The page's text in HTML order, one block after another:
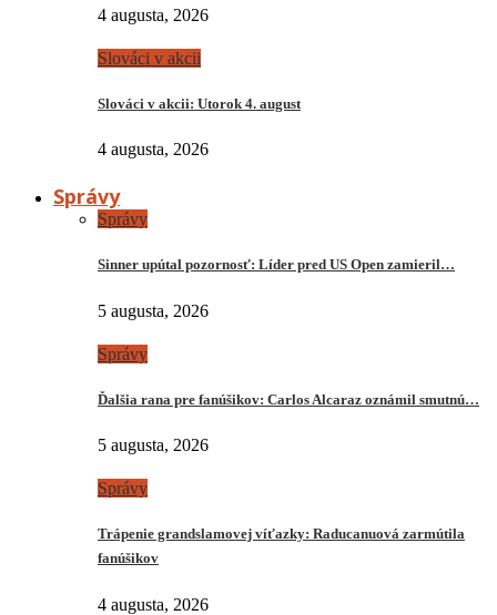
4 augusta, 2026
Slováci v akcii
Slováci v akcii: Utorok 4. august
4 augusta, 2026
Správy
Správy
Sinner upútal pozornosť: Líder pred US Open zamieril…
5 augusta, 2026
Správy
Ďalšia rana pre fanúšikov: Carlos Alcaraz oznámil smutnú…
5 augusta, 2026
Správy
Trápenie grandslamovej víťazky: Raducanuová zarmútila
fanúšikov
4 augusta, 2026